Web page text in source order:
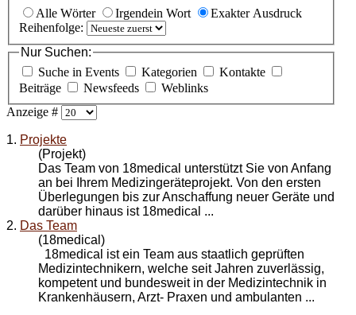
Alle Wörter
Irgendein Wort
Exakter Ausdruck
Reihenfolge:
Nur Suchen:
Suche in Events
Kategorien
Kontakte
Beiträge
Newsfeeds
Weblinks
Anzeige #
1. Projekte
(Projekt)
Das Team von 18medical unterstützt Sie von Anfang
an bei Ihrem Medizingeräteprojekt. Von den ersten
Überlegungen bis zur Anschaffung neuer Geräte und
darüber hinaus ist 18medical ...
2. Das Team
(18medical)
18medical ist ein Team aus staatlich geprüften
Medizintechnikern, welche seit Jahren zuverlässig,
kompetent und bundesweit in der Medizintechnik in
Krankenhäusern, Arzt- Praxen und ambulanten ...